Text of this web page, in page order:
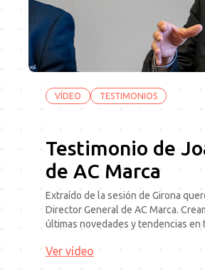
VÍDEO TESTIMONIOS
Testimonio de
de AC Marca
Extraído de la sesión de Girona
Director General de AC Marca.
últimas novedades y tendencias en
Ver vídeo